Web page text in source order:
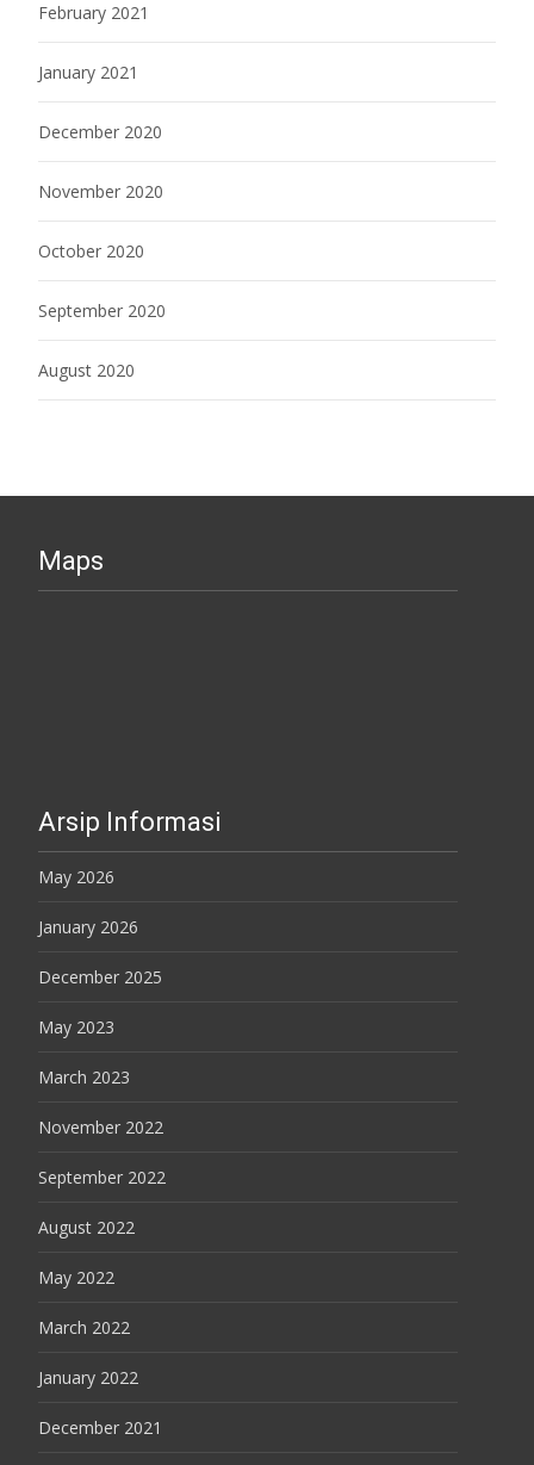
February 2021
January 2021
December 2020
November 2020
October 2020
September 2020
August 2020
Maps
Arsip Informasi
May 2026
January 2026
December 2025
May 2023
March 2023
November 2022
September 2022
August 2022
May 2022
March 2022
January 2022
December 2021